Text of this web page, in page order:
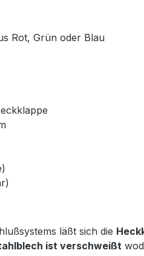
Rot, Grün oder Blau
läßt sich die
ist verschweißt